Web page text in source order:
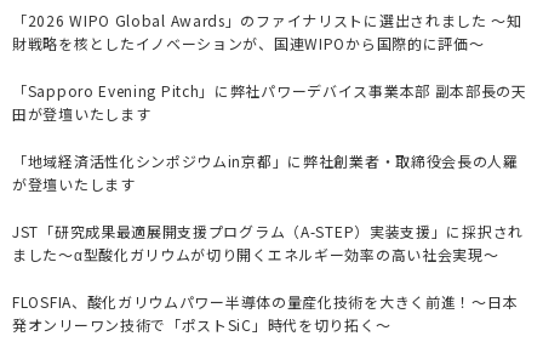
「2026 WIPO Global Awards」のファイナリストに選出されました ～知
財戦略を核としたイノベーションが、国連WIPOから国際的に評価～
「Sapporo Evening Pitch」に弊社パワーデバイス事業本部 副本部長の天
田が登壇いたします
「地域経済活性化シンポジウムin京都」に弊社創業者・取締役会長の人羅
が登壇いたします
JST「研究成果最適展開支援プログラム（A-STEP）実装支援」に採択され
ました～α型酸化ガリウムが切り開くエネルギー効率の高い社会実現～
FLOSFIA、酸化ガリウムパワー半導体の量産化技術を大きく前進！～日本
発オンリーワン技術で「ポストSiC」時代を切り拓く～